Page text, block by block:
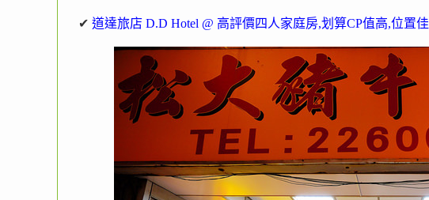
✔ 道達旅店 D.D Hotel @ 高評價四人家庭房,划算CP值高,位置佳